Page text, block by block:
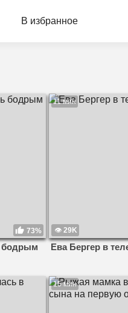
В избранное
73%
бодрым
11 мин
29K
Ева Бергер в
15 мин